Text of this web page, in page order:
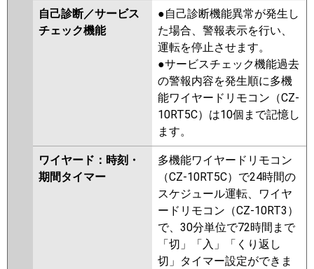
自己診断／サービス
チェック機能
●自己診断機能異常が発生し
た場合、警報表示を行い、
運転を停止させます。
●サービスチェック機能過去
の警報内容を発生順に多機
能ワイヤードリモコン（CZ-
10RT5C）は10個まで記憶し
ます。
ワイヤード：時刻・
期間タイマー
多機能ワイヤードリモコン
（CZ-10RT5C）で24時間の
スケジュール運転、ワイヤ
ードリモコン（CZ-10RT3）
で、30分単位で72時間まで
「切」「入」「くり返し
切」タイマー設定ができま